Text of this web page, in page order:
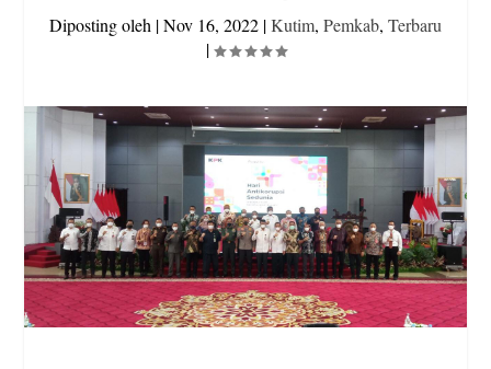
Diposting oleh |Nov 16, 2022 |Kutim, Pemkab, Terbaru
|